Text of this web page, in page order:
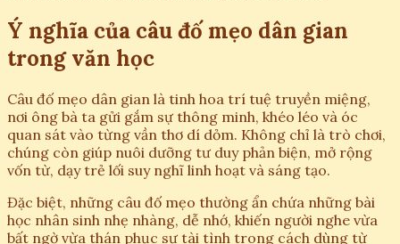
Ý nghĩa của câu đố mẹo dân gian
trong văn học
Câu đố mẹo dân gian là tinh hoa trí tuệ truyền miệng,
nơi ông bà ta gửi gắm sự thông minh, khéo léo và óc
quan sát vào từng vần thơ dí dỏm. Không chỉ là trò chơi,
chúng còn giúp nuôi dưỡng tư duy phản biện, mở rộng
vốn từ, dạy trẻ lối suy nghĩ linh hoạt và sáng tạo.
Đặc biệt, những câu đố mẹo thường ẩn chứa những bài
học nhân sinh nhẹ nhàng, dễ nhớ, khiến người nghe vừa
bất ngờ vừa thán phục sự tài tình trong cách dùng từ